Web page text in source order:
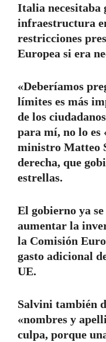
Italia necesitaba
infraestructura
restricciones
Europea si era
«Deberíamos
límites es más
de los
para mí, no lo
ministro Matteo
derecha, que
estrellas.
El gobierno ya
aumentar la
la Comisión
gasto adicional
UE.
Salvini también
«nombres y
culpa, porque